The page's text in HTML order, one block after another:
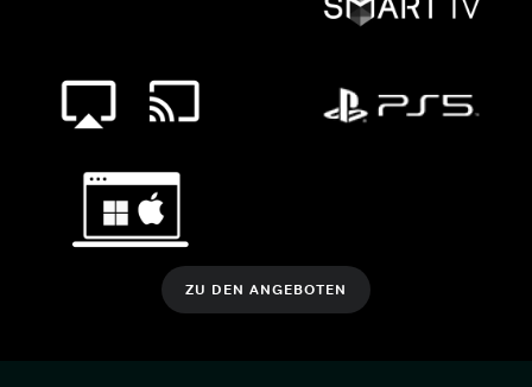
ZU DEN ANGEBOTEN